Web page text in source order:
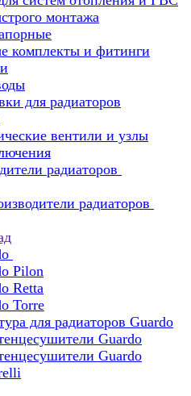
монтажа
комплекты и фитинги
для радиаторов
вентили и узлы
радиаторов
радиаторов
Pilon
Retta
Torre
для радиаторов Guardo
Guardo
Guardo